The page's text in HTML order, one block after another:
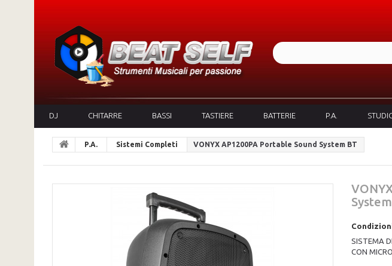
DJ CHITARRE BASSI TASTIERE BATTERIE P.A.
P.A. Sistemi Completi VONYX AP1200PA Portable Sound System BT
SISTEMA
CON